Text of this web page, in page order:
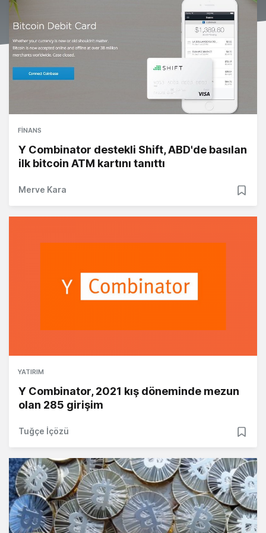
FINANS
Y Combinator destekli Shift, ABD'de basılan
ilk bitcoin ATM kartını tanıttı
Merve Kara
YATIRIM
Y Combinator, 2021 kış döneminde mezun
olan 285 girişim
Tuğçe İçözü